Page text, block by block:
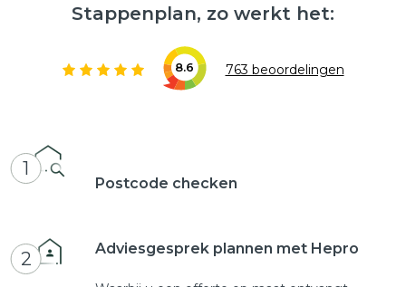
Stappenplan, zo werkt het:
8.6 763 beoordelingen
1
Postcode checken
2 Adviesgesprek plannen met Hepro